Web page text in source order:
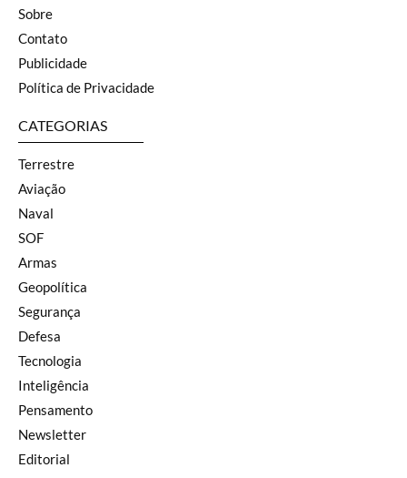
Sobre
Contato
Publicidade
Política de Privacidade
CATEGORIAS
Terrestre
Aviação
Naval
SOF
Armas
Geopolítica
Segurança
Defesa
Tecnologia
Inteligência
Pensamento
Newsletter
Editorial